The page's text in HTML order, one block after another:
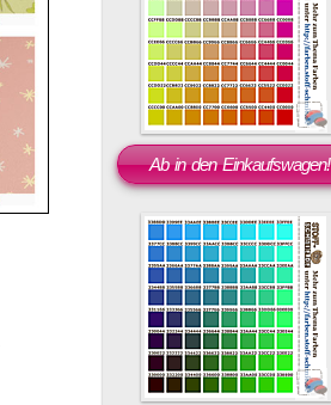
Ab in den Einkaufswagen!